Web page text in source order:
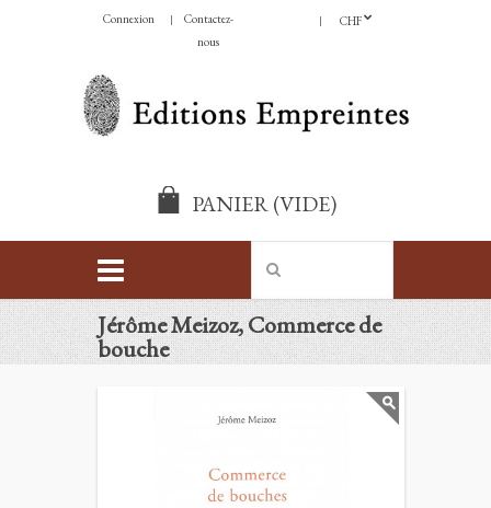
Connexion CHF
Contactez-
nous
PANIER(VIDE)
Jérôme Meizoz, Commerce de
bouche